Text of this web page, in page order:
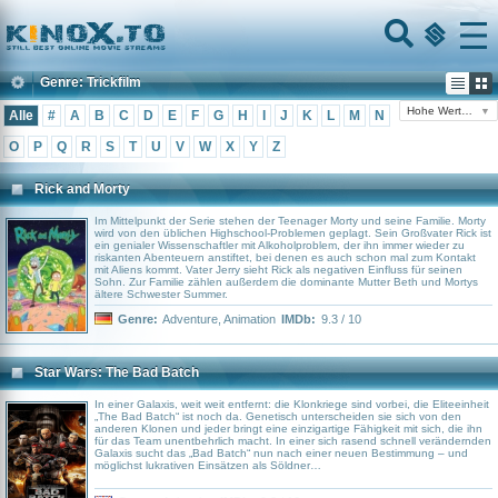
Home
Menu
Genre: Trickfilm
Alle # A B C D E F G H J K L M
N
O
P Q R S T U V W X Y Z
▼
Rick and Morty
Im Mittelpunkt der Serie stehen der Teenager Morty und seine Familie. Morty
wird von den üblichen Highschool-Problemen geplagt. Sein Großvater Rick ist
ein genialer Wissenschaftler mit Alkoholproblem, der ihn immer wieder zu
riskanten Abenteuern anstiftet, bei denen es auch schon mal zum Kontakt
mit Aliens kommt. Vater Jerry sieht Rick als negativen Einfluss für seinen
Sohn. Zur Familie zählen außerdem die dominante Mutter Beth und Mortys
ältere Schwester Summer.
Genre: Adventure Animation IMDb: 9.3 / 10
Star Wars: The Bad Batch
In einer Galaxis, weit weit entfernt: die Klonkriege sind vorbei, die Eliteeinheit
„The Bad Batch“ ist noch da. Genetisch unterscheiden sie sich von den
anderen Klonen und jeder bringt eine einzigartige Fähigkeit mit sich, die ihn
für das Team unentbehrlich macht. In einer sich rasend schnell verändernden
Galaxis sucht das „Bad Batch“ nun nach einer neuen Bestimmung – und
möglichst lukrativen Einsätzen als Söldner…